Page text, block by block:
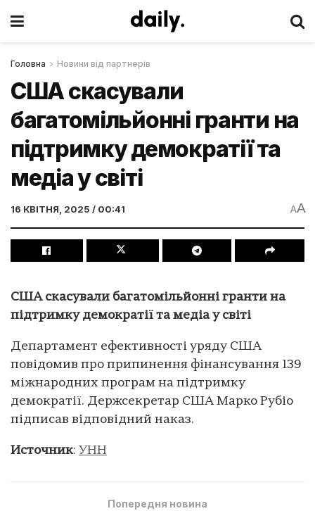
Головна Новини від партнерів
США скасували
багатомільйонні гранти на
підтримку демократії та
медіа у світі
16 КВІТНЯ, 2025 / 00:41 AA
США скасували багатомільйонні гранти на
підтримку демократії та медіа у світі
Департамент ефективності уряду США
повідомив про припинення фінансування 139
міжнародних програм на підтримку
демократії. Держсекретар США Марко Рубіо
підписав відповідний наказ.
Источник: УНН
Попередня новина